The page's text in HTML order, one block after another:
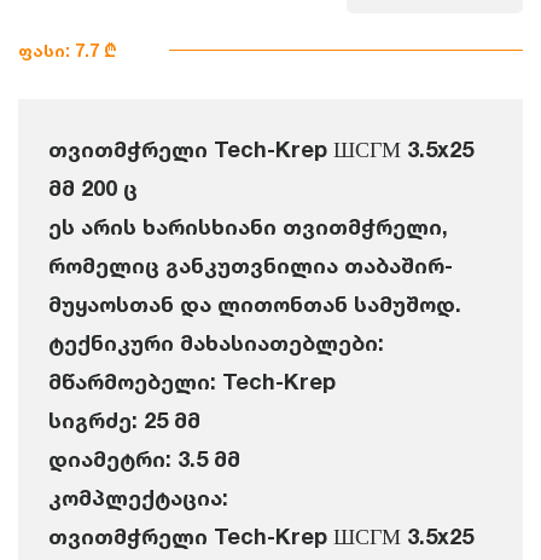
ფასი: 7.7 ₾
თვითმჭრელი Tech-Krep ШСГМ 3.5x25
მმ 200 ც
ეს არის ხარისხიანი თვითმჭრელი,
რომელიც განკუთვნილია თაბაშირ-
მუყაოსთან და ლითონთან სამუშოდ.
ტექნიკური მახასიათებლები:
მწარმოებელი: Tech-Krep
სიგრძე: 25 მმ
დიამეტრი: 3.5 მმ
კომპლექტაცია:
თვითმჭრელი Tech-Krep ШСГМ 3.5x25